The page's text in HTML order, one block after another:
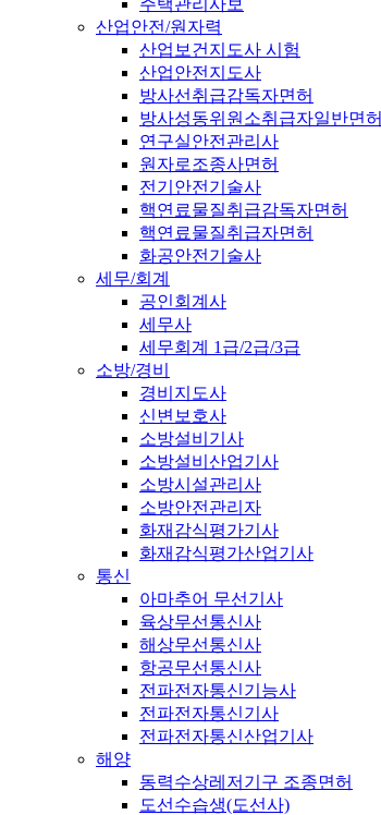
주택관리사보
산업안전/원자력
산업보건지도사 시험
산업안전지도사
방사선취급감독자면허
방사성동위원소취급자일반면허
연구실안전관리사
원자로조종사면허
전기안전기술사
핵연료물질취급감독자면허
핵연료물질취급자면허
화공안전기술사
세무/회계
공인회계사
세무사
세무회계 1급/2급/3급
소방/경비
경비지도사
신변보호사
소방설비기사
소방설비산업기사
소방시설관리사
소방안전관리자
화재감식평가기사
화재감식평가산업기사
통신
아마추어 무선기사
육상무선통신사
해상무선통신사
항공무선통신사
전파전자통신기능사
전파전자통신기사
전파전자통신산업기사
해양
동력수상레저기구 조종면허
도선수습생(도선사)